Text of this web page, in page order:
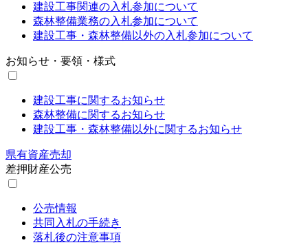
建設工事関連の入札参加について
森林整備業務の入札参加について
建設工事・森林整備以外の入札参加について
お知らせ・要領・様式
建設工事に関するお知らせ
森林整備に関するお知らせ
建設工事・森林整備以外に関するお知らせ
県有資産売却
差押財産公売
公売情報
共同入札の手続き
落札後の注意事項